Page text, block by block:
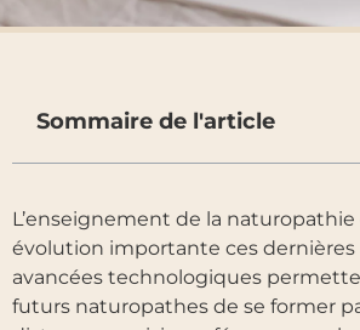
Sommaire de l'article
L’enseignement de la
évolution importante ces dernières
avancées technologiques
futurs naturopathes de se former